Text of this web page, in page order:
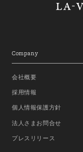
Company
会社概要
採用情報
個人情報保護方針
法人さまお問合せ
プレスリリース